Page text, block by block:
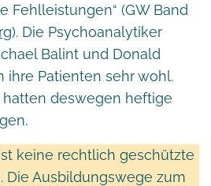
Fehlleistungen“ (GW Band
). Die Psychoanalytiker
Balint und Donald
ihre Patienten sehr wohl.
hatten deswegen heftige
keine rechtlich geschützte
Die Ausbildungswege zum